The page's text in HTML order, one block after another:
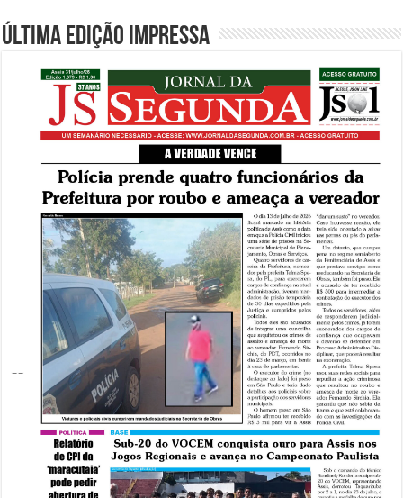
Última edição impressa